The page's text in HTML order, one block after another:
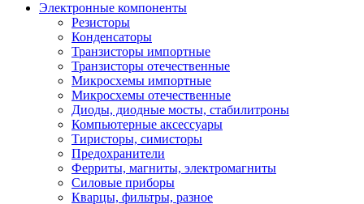
Электронные компоненты
Резисторы
Конденсаторы
Транзисторы импортные
Транзисторы отечественные
Микросхемы импортные
Микросхемы отечественные
Диоды, диодные мосты, стабилитроны
Компьютерные аксессуары
Тиристоры, симисторы
Предохранители
Ферриты, магниты, электромагниты
Силовые приборы
Кварцы, фильтры, разное